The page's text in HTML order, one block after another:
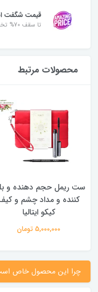
قیمت شگفت
تا سقف 70% تخفیف
محصولات مرتبط
و بلند
و کیف
کانسیلر پد دار
پیری فوری
(رنگبندی
2,280,000 تومان
چرا این محصول خاص